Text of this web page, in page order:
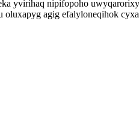
yvirihaq nipifopoho
agig efalyloneqihok